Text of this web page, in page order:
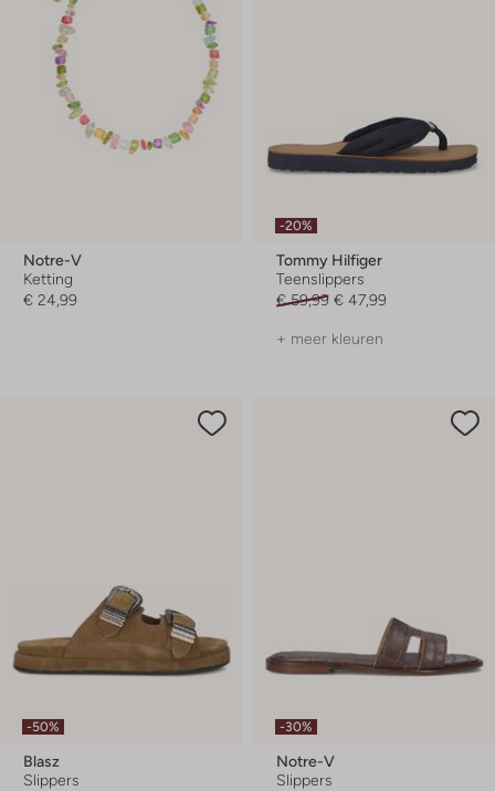
Notre-V
Ketting
€ 24,99
-20%
Tommy Hilfiger
Teenslippers
€ 59,99 € 47,99
+ meer kleuren
-50%
Blasz
Slippers
-30%
Notre-V
Slippers